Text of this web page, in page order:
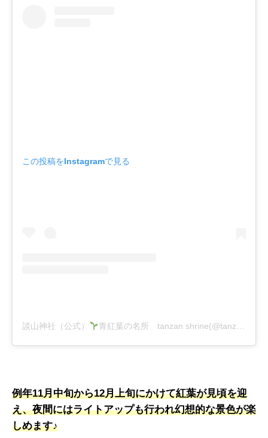
この投稿をInstagramで見る
談山神社（公式） 青紅葉の名所 tanzan shrine(@tanzanjinja)がシェアした投稿
例年11月中旬から12月上旬にかけて紅葉が見頃を迎
え、夜間にはライトアップも行われ幻想的な景色が楽
しめます♪